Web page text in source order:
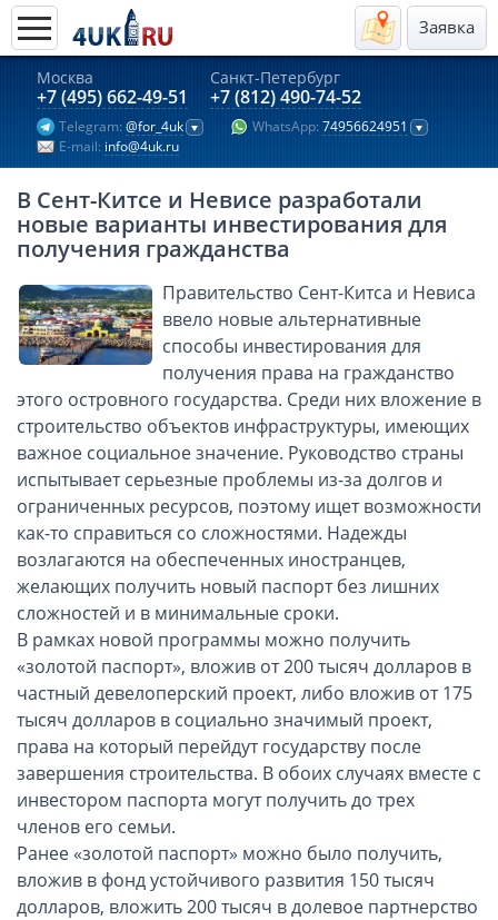
Заявка
Москва
+7 (495) 662-49-51
Санкт-Петербург
+7 (812) 490-74-52
Telegram: @for_4uk WhatsApp: 74956624951
E-mail: info@4uk.ru
Актуальные предложения 2026
Компании в Гонконге
Английские компании LTD
Киргизия (компания и счёт)
Компании в Китае
Казахстан (компания и счёт)
Открытие счета в банках Казахстана
Платежная система Гонконга
Платежная система Великобритании
Платежная система Маврикия
ОАЭ, Дубай (компания и счёт)
ОАЭ, Аджман (компания и счёт)
Оффшоры в Панаме
Оффшоры на Сейшелах
Турция (компания и счёт)
Счёт и карта в Турции для физлиц
Cчёт в Турции для компании
Счёт и карта в Киргизии для физлиц
Гражданство Вануату
Гражданство Сьерра-Леоне
Европейские и резидентные компании
Английские партнерства LLP
В Сент-Китсе и Невисе разработали
новые варианты инвестирования для
получения гражданства
Правительство Сент-Китса и Невиса
ввело новые альтернативные
способы инвестирования для
получения права на гражданство
этого островного государства. Среди них вложение в
строительство объектов инфраструктуры, имеющих
важное социальное значение. Руководство страны
испытывает серьезные проблемы из-за долгов и
ограниченных ресурсов, поэтому ищет возможности
как-то справиться со сложностями. Надежды
возлагаются на обеспеченных иностранцев,
желающих получить новый паспорт без лишних
сложностей и в минимальные сроки.
В рамках новой программы можно получить
«золотой паспорт», вложив от 200 тысяч долларов в
частный девелоперский проект, либо вложив от 175
тысяч долларов в социально значимый проект,
права на который перейдут государству после
завершения строительства. В обоих случаях вместе с
инвестором паспорта могут получить до трех
членов его семьи.
Ранее «золотой паспорт» можно было получить,
вложив в фонд устойчивого развития 150 тысяч
долларов, вложить 200 тысяч в долевое партнерство